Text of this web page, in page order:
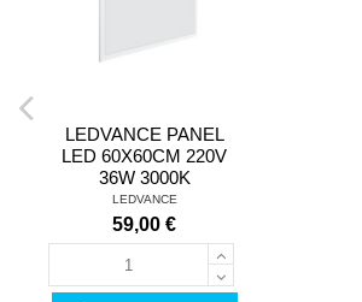
LEDVANCE PANEL
LED 60X60CM 220V
36W 3000K
LEDVANCE
59,00 €